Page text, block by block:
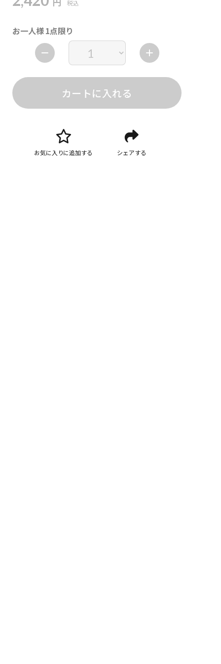
税込
お一人様 1点限り
カートに入れる
お気に入りに追加する シェアする